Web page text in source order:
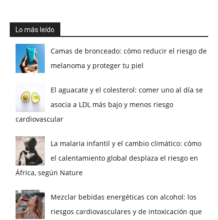
Lo más leído
Camas de bronceado: cómo reducir el riesgo de
melanoma y proteger tu piel
El aguacate y el colesterol: comer uno al día se
asocia a LDL más bajo y menos riesgo
cardiovascular
La malaria infantil y el cambio climático: cómo
el calentamiento global desplaza el riesgo en
África, según Nature
Mezclar bebidas energéticas con alcohol: los
riesgos cardiovasculares y de intoxicación que